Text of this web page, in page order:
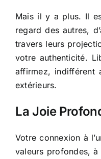
Mais il y a plus. Il
regard des autres,
travers leurs
votre authenticité.
affirmez, indifférent
extérieurs.
La Joie
Votre connexion à
valeurs profondes,